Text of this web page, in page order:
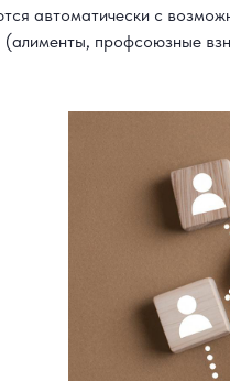
автоматически с
(алименты, профсоюзные